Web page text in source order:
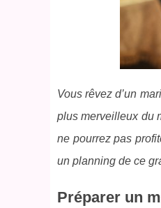
Vous rêvez d’un
plus merveilleux du
ne pourrez pas
un planning de ce
Préparer un